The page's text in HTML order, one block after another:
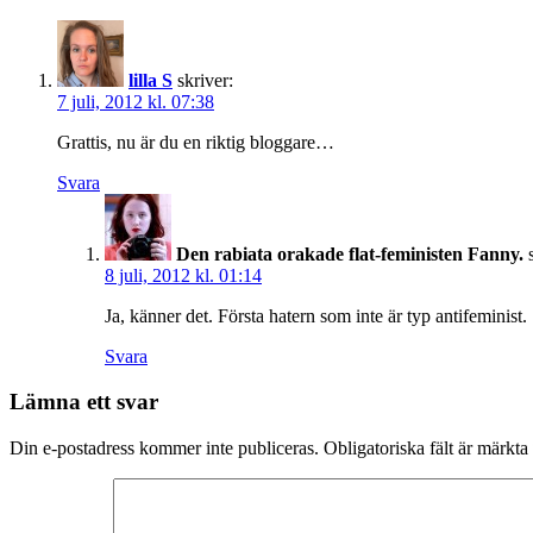
lilla S skriver:
7 juli, 2012 kl. 07:38
Grattis, nu är du en riktig bloggare…
Svara
Den rabiata orakade flat-feministen Fanny.
8 juli, 2012 kl. 01:14
Ja, känner det. Första hatern som inte är typ antifeminist.
Svara
Lämna ett svar
Din e-postadress kommer inte publiceras. Obligatoriska fält är märkta